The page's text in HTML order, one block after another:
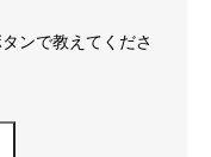
ンで教えてくださ